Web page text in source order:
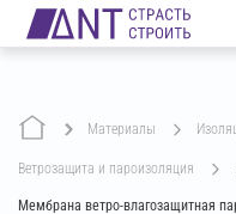
Материалы
ветрозащита и пароизоляция
Мембрана ветро-влагозащитная